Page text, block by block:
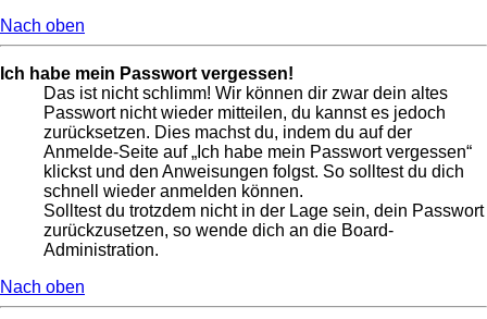
Nach oben
Ich habe mein Passwort vergessen!
Das ist nicht schlimm! Wir können dir zwar dein altes
Passwort nicht wieder mitteilen, du kannst es jedoch
zurücksetzen. Dies machst du, indem du auf der
Anmelde-Seite auf „Ich habe mein Passwort vergessen“
klickst und den Anweisungen folgst. So solltest du dich
schnell wieder anmelden können.
Solltest du trotzdem nicht in der Lage sein, dein Passwort
zurückzusetzen, so wende dich an die Board-
Administration.
Nach oben